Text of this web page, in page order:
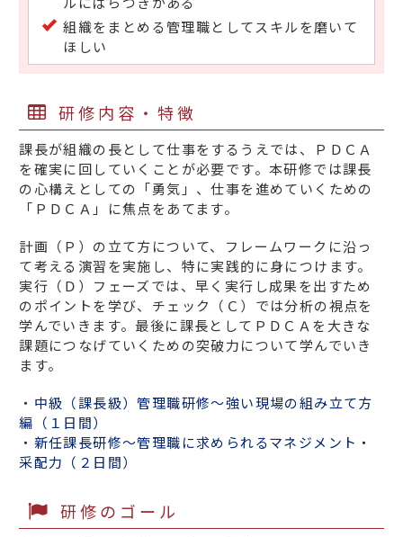
組織をまとめる管理職としてスキルを磨いて
ほしい
研修内容・特徴
課長が組織の長として仕事をするうえでは、ＰＤＣＡ
を確実に回していくことが必要です。本研修では課長
の心構えとしての「勇気」、仕事を進めていくための
「ＰＤＣＡ」に焦点をあてます。
計画（Ｐ）の立て方について、フレームワークに沿っ
て考える演習を実施し、特に実践的に身につけます。
実行（Ｄ）フェーズでは、早く実行し成果を出すため
のポイントを学び、チェック（Ｃ）では分析の視点を
学んでいきます。最後に課長としてＰＤＣＡを大きな
課題につなげていくための突破力について学んでいき
ます。
・ 中級（課長級）管理職研修～強い現場の組み立て方
編（１日間）
・ 新任課長研修～管理職に求められるマネジメント・
采配力（２日間）
研修のゴール